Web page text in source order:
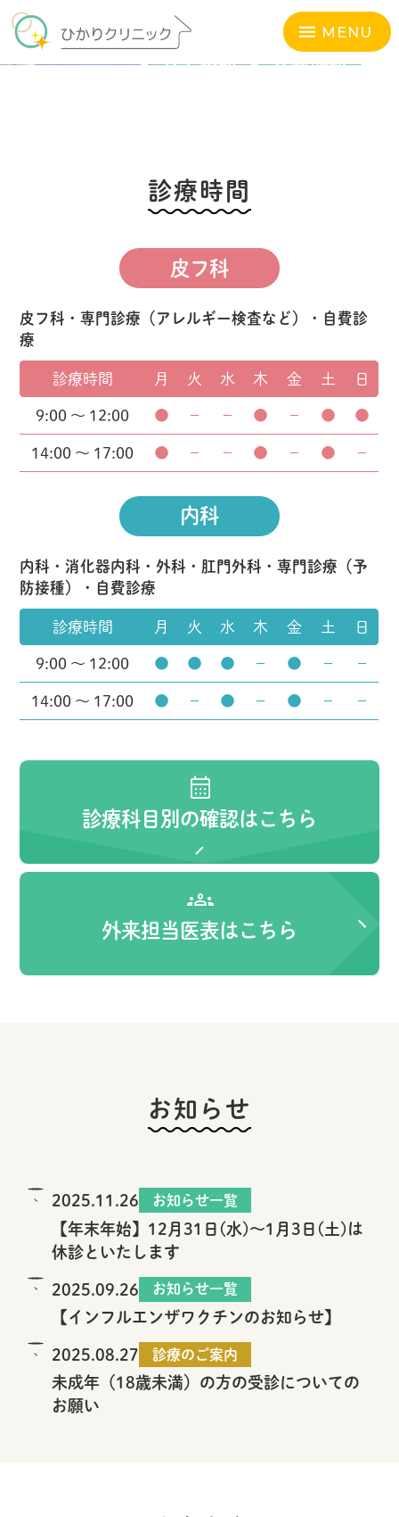
MENU
日 しています！
土曜
日曜
祝日
親切かつ丁寧な診療を行います
診療時間
皮フ科
皮フ科・専門診療（アレルギー検査など）・自費診
療
診療時間 月 火 水 木 金 土 日
9:00 ～ 12:00 ● － － ● － ● ●
14:00 ～ 17:00 ● － － ● － ● －
内科
内科・消化器内科・外科・肛門外科・専門診療（予
防接種）・自費診療
診療時間 月 火 水 木 金 土 日
9:00 ～ 12:00 ● ● ● － ● － －
14:00 ～ 17:00 ● － ● － ● － －
診療科目別の確認はこちら
外来担当医表はこちら
お知らせ
2025.11.26 お知らせ一覧
【年末年始】12月31日(水)～1月3日(土)は
休診といたします
2025.09.26 お知らせ一覧
【インフルエンザワクチンのお知らせ】
2025.08.27 診療のご案内
未成年（18歳未満）の方の受診についての
お願い